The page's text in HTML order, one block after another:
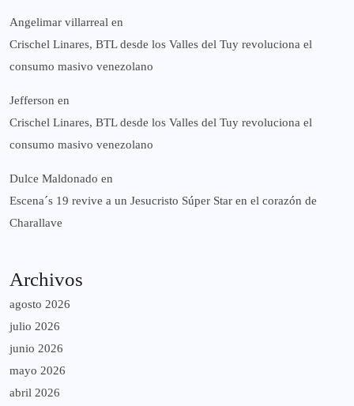
Angelimar villarreal en
Crischel Linares, BTL desde los Valles del Tuy revoluciona el
consumo masivo venezolano
Jefferson en
Crischel Linares, BTL desde los Valles del Tuy revoluciona el
consumo masivo venezolano
Dulce Maldonado en
Escena´s 19 revive a un Jesucristo Súper Star en el corazón de
Charallave
Archivos
agosto 2026
julio 2026
junio 2026
mayo 2026
abril 2026